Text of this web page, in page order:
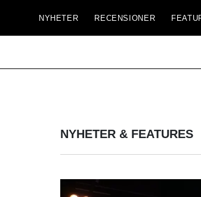
NYHETER RECENSIONER
NYHETER & FEATURES